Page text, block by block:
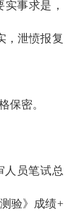
事求是，
，泄愤报复
保密。
人员笔试总
验》成绩+